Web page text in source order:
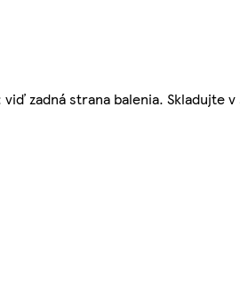
zadná strana balenia. Skladujte